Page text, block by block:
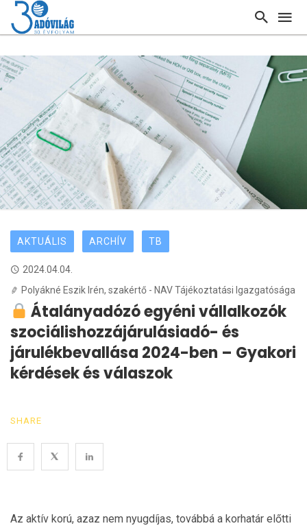
AKTUÁLIS ARCHÍV TB
2024.04.04.
Polyákné Eszik Irén, szakértő - NAV Tájékoztatási Igazgatósága
Átalányadózó egyéni vállalkozók
szociálishozzájárulásiadó- és
járulékbevallása 2024-ben – Gyakori
kérdések és válaszok
SHARE
Az aktív korú, azaz nem nyugdíjas, továbbá a korhatár előtti